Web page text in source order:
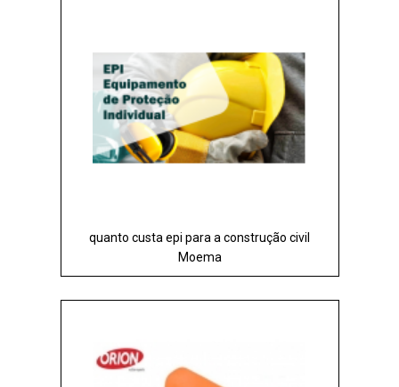
quanto custa epi para a construção civil
Moema